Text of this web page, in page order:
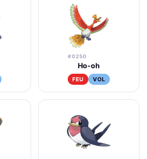
#0250
Ho-oh
FEU VOL